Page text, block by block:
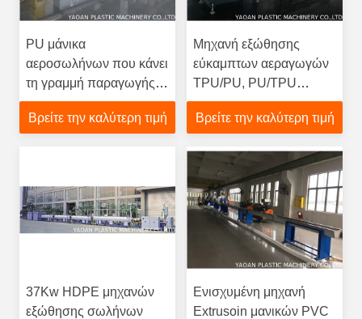
PU μάνικα
αεροσωλήνων που κάνει
τη γραμμή παραγωγής,
μηχανήματα εξώθησης
σωλήνων TPU
Βρείτε την καλύτερη τιμή
Μηχανή εξώθησης
εύκαμπτων αεραγωγών
TPU/PU, PU/TPU
γραμμή παραγωγής
εύκαμπτων αεραγωγών
Βρείτε την καλύτερη τιμή
37Kw HDPE μηχανών
εξώθησης σωλήνων
Ενισχυμένη μηχανή
Extrusoin μανικών PVC